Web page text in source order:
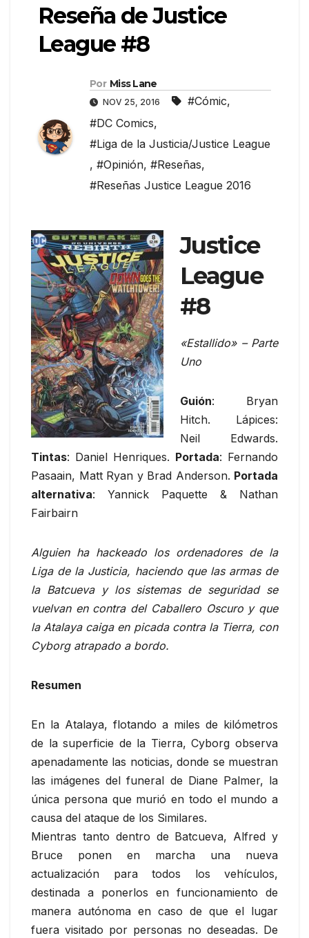
Reseña de Justice
League #8
Por Miss Lane
NOV 25, 2016 #Cómic,
#DC Comics,
#Liga de la Justicia/Justice League
, #Opinión, #Reseñas,
#Reseñas Justice League 2016
Justice
League
#8
«Estallido» – Parte
Uno
Guión: Bryan
Hitch. Lápices:
Neil Edwards.
Tintas: Daniel Henriques. Portada: Fernando
Pasaain, Matt Ryan y Brad Anderson. Portada
alternativa: Yannick Paquette & Nathan
Fairbairn
Alguien ha hackeado los ordenadores de la
Liga de la Justicia, haciendo que las armas de
la Batcueva y los sistemas de seguridad se
vuelvan en contra del Caballero Oscuro y que
la Atalaya caiga en picada contra la Tierra, con
Cyborg atrapado a bordo.
Resumen
En la Atalaya, flotando a miles de kilómetros
de la superficie de la Tierra, Cyborg observa
apenadamente las noticias, donde se muestran
las imágenes del funeral de Diane Palmer, la
única persona que murió en todo el mundo a
causa del ataque de los Similares.
Mientras tanto dentro de Batcueva, Alfred y
Bruce ponen en marcha una nueva
actualización para todos los vehículos,
destinada a ponerlos en funcionamiento de
manera autónoma en caso de que el lugar
fuera visitado por personas no deseadas. De